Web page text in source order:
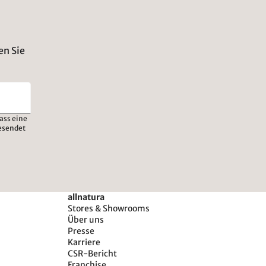
Sie
eine
allnatura
Stores & Showrooms
Über uns
Presse
Karriere
CSR-Bericht